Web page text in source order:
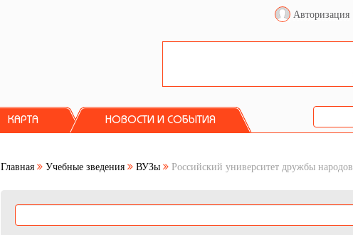
Авторизация
КАРТА НОВОСТИ И СОБЫТИЯ
Главная Учебные зведения ВУЗы Российский университет дружбы народов